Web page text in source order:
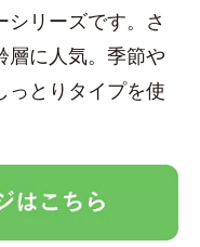
リーズです。さ
層に人気。季節や
っとりタイプを使